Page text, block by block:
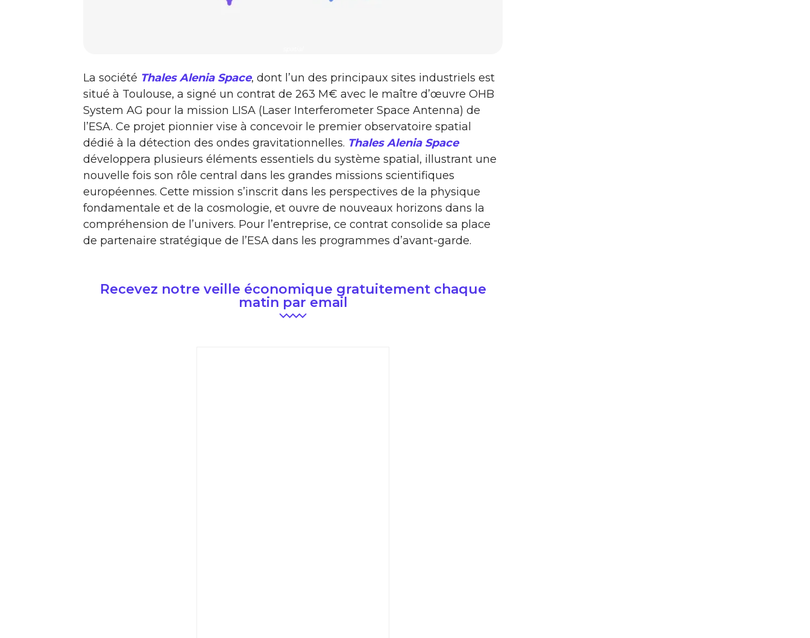
La société Thales Alenia Space, dont l’un des principaux sites industriels est
situé à Toulouse, a signé un contrat de 263 M€ avec le maître d’œuvre OHB
System AG pour la mission LISA (Laser Interferometer Space Antenna) de
l’ESA. Ce projet pionnier vise à concevoir le premier observatoire spatial
dédié à la détection des ondes gravitationnelles. Thales Alenia Space
développera plusieurs éléments essentiels du système spatial, illustrant une
nouvelle fois son rôle central dans les grandes missions scientifiques
européennes. Cette mission s’inscrit dans les perspectives de la physique
fondamentale et de la cosmologie, et ouvre de nouveaux horizons dans la
compréhension de l’univers. Pour l’entreprise, ce contrat consolide sa place
de partenaire stratégique de l’ESA dans les programmes d’avant-garde.
Recevez notre veille économique gratuitement chaque
matin par email